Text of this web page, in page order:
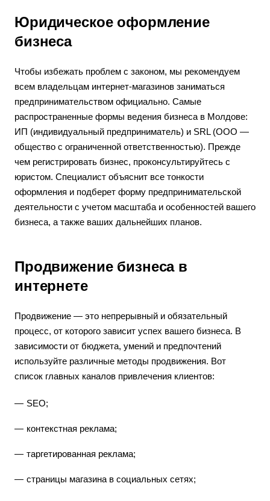
Юридическое оформление
бизнеса
Чтобы избежать проблем с законом, мы рекомендуем
всем владельцам интернет-магазинов заниматься
предпринимательством официально. Самые
распространенные формы ведения бизнеса в Молдове:
ИП (индивидуальный предприниматель) и SRL (ООО —
общество с ограниченной ответственностью). Прежде
чем регистрировать бизнес, проконсультируйтесь с
юристом. Специалист объяснит все тонкости
оформления и подберет форму предпринимательской
деятельности с учетом масштаба и особенностей вашего
бизнеса, а также ваших дальнейших планов.
Продвижение бизнеса в
интернете
Продвижение — это непрерывный и обязательный
процесс, от которого зависит успех вашего бизнеса. В
зависимости от бюджета, умений и предпочтений
используйте различные методы продвижения. Вот
список главных каналов привлечения клиентов:
SEO;
контекстная реклама;
таргетированная реклама;
страницы магазина в социальных сетях;